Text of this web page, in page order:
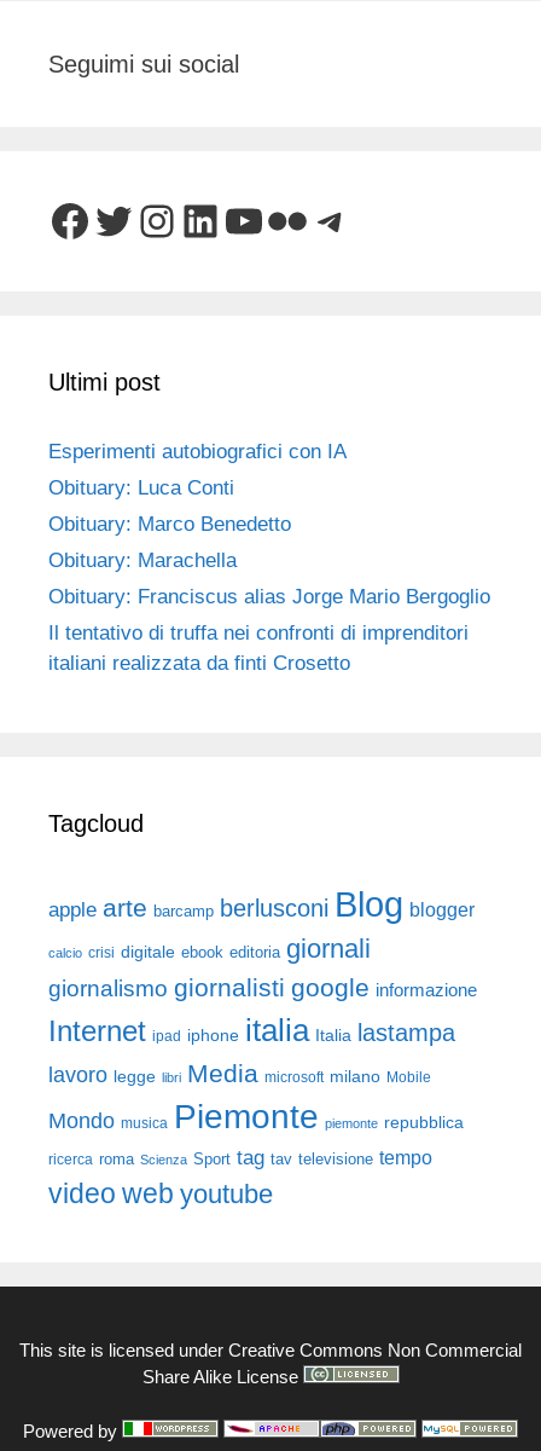
Seguimi sui social
Facebook
Twitter
Instagram
LinkedIn
YouTube
FlickrTelegram
Ultimi post
Esperimenti autobiografici con IA
Obituary: Luca Conti
Obituary: Marco Benedetto
Obituary: Marachella
Obituary: Franciscus alias Jorge Mario Bergoglio
Il tentativo di truffa nei confronti di imprenditori
italiani realizzata da finti Crosetto
Tagcloud
apple arte barcamp berlusconi Blog blogger
calcio crisi digitale ebook editoria giornali
giornalismo giornalisti google informazione
Internet ipad iphone italia Italia lastampa
lavoro legge libri Media microsoft milano Mobile
Mondo musica Piemonte piemonte repubblica
ricerca roma Scienza Sport tag tav televisione tempo
video web youtube
This site is licensed under Creative Commons Non Commercial
Share Alike License
Powered by